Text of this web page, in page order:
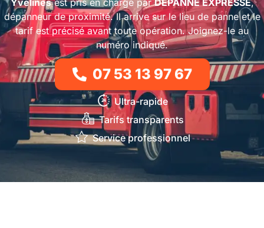
Yvelinesest pris en charge parDEPANNE EXPRESSE,
dépanneur de proximité. Il arrive sur le lieu de panne et le
tarif est précisé avant toute opération. Joignez-le au
numéro indiqué.
07 53 13 97 67
Ultra-rapide
Tarifs transparents
Service professionnel